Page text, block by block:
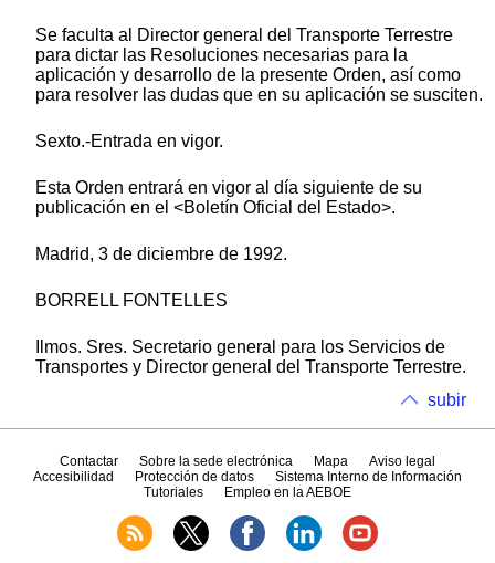
Se faculta al Director general del Transporte Terrestre
para dictar las Resoluciones necesarias para la
aplicación y desarrollo de la presente Orden, así como
para resolver las dudas que en su aplicación se susciten.
Sexto.-Entrada en vigor.
Esta Orden entrará en vigor al día siguiente de su
publicación en el <Boletín Oficial del Estado>.
Madrid, 3 de diciembre de 1992.
BORRELL FONTELLES
Ilmos. Sres. Secretario general para los Servicios de
Transportes y Director general del Transporte Terrestre.
subir
Contactar Sobre la sede electrónica Mapa
Aviso legal
Accesibilidad
Protección de datos
Sistema Interno de Información
Tutoriales
Empleo en la AEBOE